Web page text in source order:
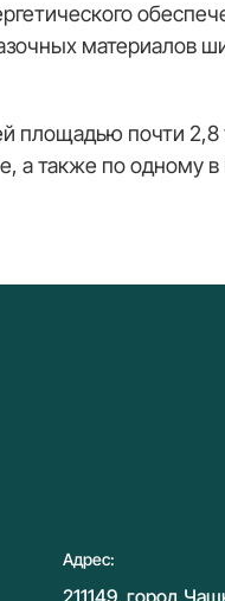
материалов
площадью почти 2,8
а также по одному
Адрес:
211149, город